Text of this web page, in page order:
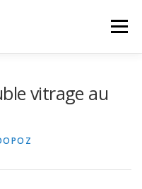
Menu
vitrage au